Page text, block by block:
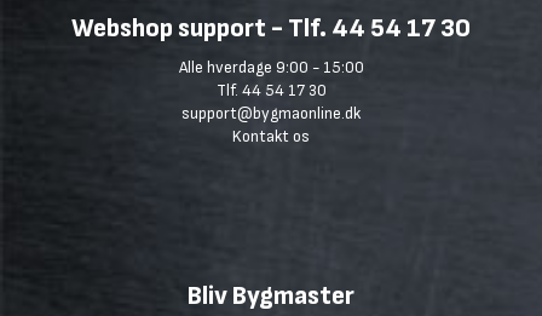
Webshop support - Tlf. 44 54 17 30
Alle hverdage 9:00 - 15:00
Tlf. 44 54 17 30
support@bygmaonline.dk
Kontakt os
Bliv Bygmaster